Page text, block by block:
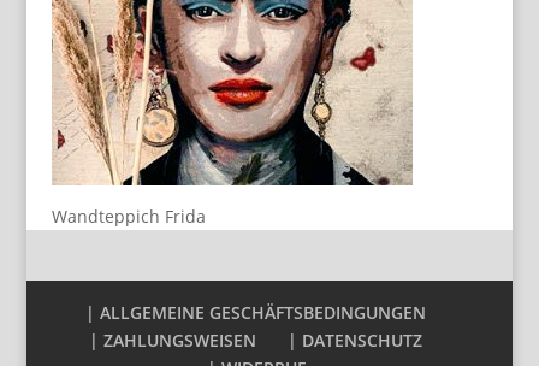
Wandteppich Frida
| ALLGEMEINE GESCHÄFTSBEDINGUNGEN
| ZAHLUNGSWEISEN
| DATENSCHUTZ